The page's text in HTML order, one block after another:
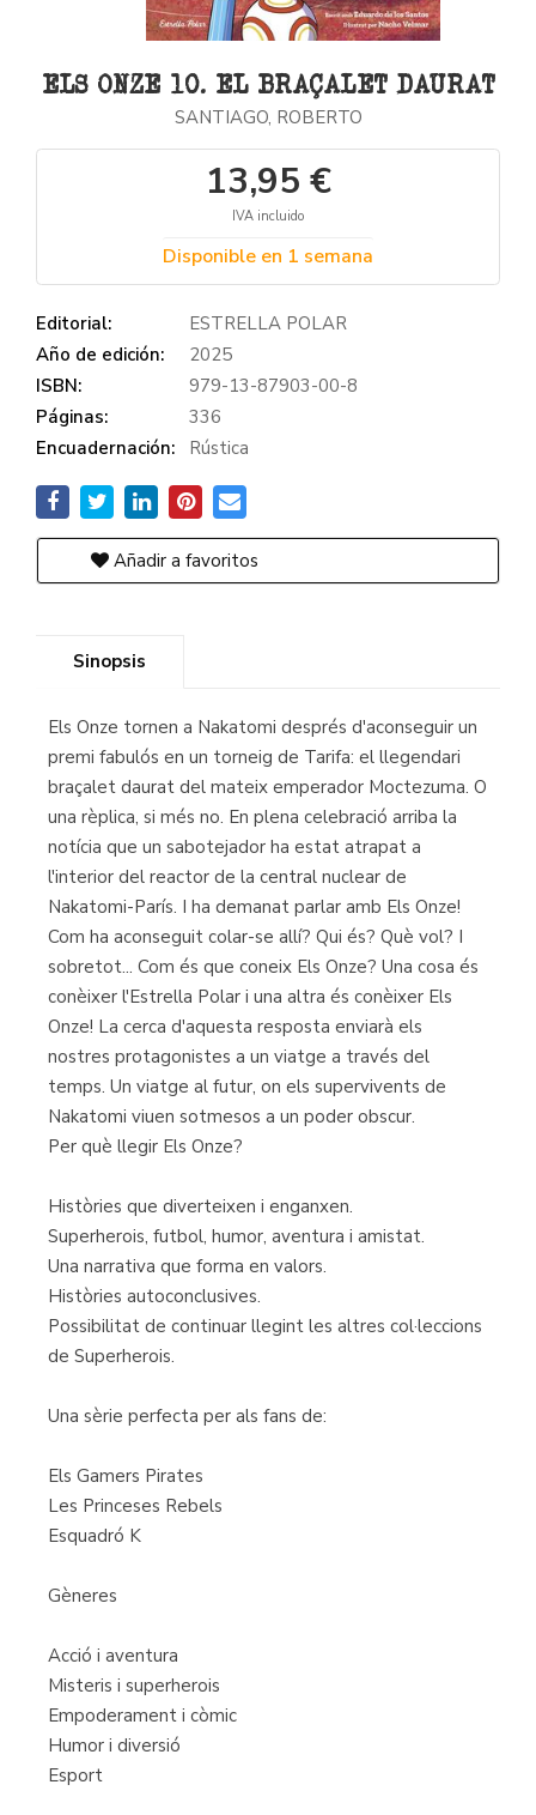
ELS ONZE 10. EL BRAÇALET DAURAT
SANTIAGO, ROBERTO
13,95 €
IVA incluido
Disponible en 1 semana
Editorial:
ESTRELLA POLAR
Año de edición:
2025
ISBN:
979-13-87903-00-8
Páginas:
336
Encuadernación:
Rústica
Añadir a favoritos
Sinopsis
Els Onze tornen a Nakatomi després d'aconseguir un
premi fabulós en un torneig de Tarifa: el llegendari
braçalet daurat del mateix emperador Moctezuma. O
una rèplica, si més no. En plena celebració arriba la
notícia que un sabotejador ha estat atrapat a
l'interior del reactor de la central nuclear de
Nakatomi-París. I ha demanat parlar amb Els Onze!
Com ha aconseguit colar-se allí? Qui és? Què vol? I
sobretot... Com és que coneix Els Onze? Una cosa és
conèixer l'Estrella Polar i una altra és conèixer Els
Onze! La cerca d'aquesta resposta enviarà els
nostres protagonistes a un viatge a través del
temps. Un viatge al futur, on els supervivents de
Nakatomi viuen sotmesos a un poder obscur.
Per què llegir Els Onze?
Històries que diverteixen i enganxen.
Superherois, futbol, humor, aventura i amistat.
Una narrativa que forma en valors.
Històries autoconclusives.
Possibilitat de continuar llegint les altres col·leccions
de Superherois.
Una sèrie perfecta per als fans de:
Els Gamers Pirates
Les Princeses Rebels
Esquadró K
Gèneres
Acció i aventura
Misteris i superherois
Empoderament i còmic
Humor i diversió
Esport